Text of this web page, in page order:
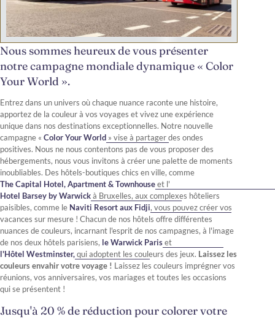
Nous sommes heureux de vous présenter
notre campagne mondiale dynamique « Color
Your World ».
Entrez dans un univers où chaque nuance raconte une histoire,
apportez de la couleur à vos voyages et vivez une expérience
unique dans nos destinations exceptionnelles. Notre nouvelle
campagne « Color Your World » vise à partager des ondes
positives. Nous ne nous contentons pas de vous proposer des
hébergements, nous vous invitons à créer une palette de moments
inoubliables. Des hôtels-boutiques chics en ville, comme
The Capital Hotel, Apartment & Townhouseet l'
Hotel Barsey by Warwickà Bruxelles, aux complexes hôteliers
paisibles, comme le Naviti Resort aux Fidji, vous pouvez créer vos
vacances sur mesure ! Chacun de nos hôtels offre différentes
nuances de couleurs, incarnant l'esprit de nos campagnes, à l'image
de nos deux hôtels parisiens, le Warwick Pariset
l'Hôtel Westminster,qui adoptent les couleurs des jeux. Laissez les
couleurs envahir votre voyage ! Laissez les couleurs imprégner vos
réunions, vos anniversaires, vos mariages et toutes les occasions
qui se présentent !
Jusqu'à 20 % de réduction pour colorer votre